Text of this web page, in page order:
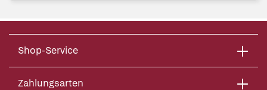
Shop-Service
Zahlungsarten